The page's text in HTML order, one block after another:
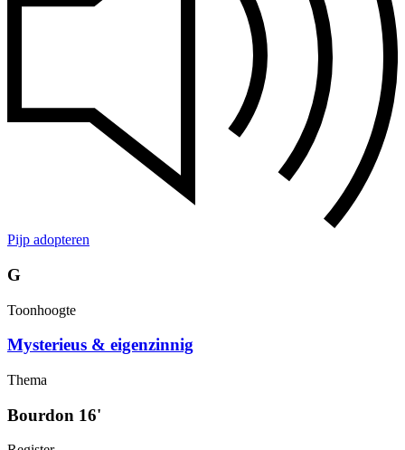
Pijp adopteren
G
Toonhoogte
Mysterieus & eigenzinnig
Thema
Bourdon 16'